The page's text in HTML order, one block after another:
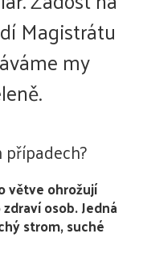
Magistrátu
my
větve ohrožují
osob. Jedná
strom, suché